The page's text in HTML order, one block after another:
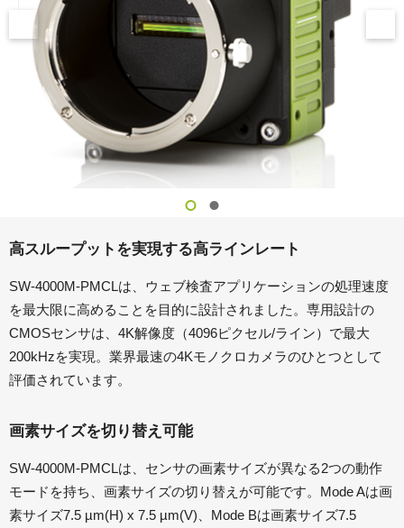
高スループットを実現する高ラインレート
SW-4000M-PMCLは、ウェブ検査アプリケーションの処理速度
を最大限に高めることを目的に設計されました。専用設計の
CMOSセンサは、4K解像度（4096ピクセル/ライン）で最大
200kHzを実現。業界最速の4Kモノクロカメラのひとつとして
評価されています。
画素サイズを切り替え可能
SW-4000M-PMCLは、センサの画素サイズが異なる2つの動作
モードを持ち、画素サイズの切り替えが可能です。Mode Aは画
素サイズ7.5 µm(H) x 7.5 µm(V)、Mode Bは画素サイズ7.5